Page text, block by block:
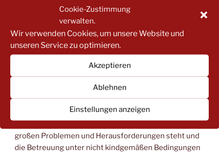
Cookie-Zustimmung
verwalten.
Wir verwenden Cookies, um unsere Website und
unseren Service zu optimieren.
Akzeptieren
Ablehnen
Einstellungen anzeigen
Problem des Fachkräftemangels zu begegnen. Um das
Interesse von Abiturient*innnen an der Arbeit in der
Kita zu wecken, bräuchte es übers Land verteilt an den
Unis oder Fachhochschulen vergütete duale
Studiengänge, die es in vielen anderen Branchen seit
Jahren gibt. Als Fachkraft aus der täglichen Praxis
wünsche ich mir sehr, dass bei allen Überlegungen
über die neue Form der Ausbildung auch die
Perspektive der Basis mit einbezogen wird.
großen Problemen und Herausforderungen steht und
die Betreuung unter nicht kindgemäßen Bedingungen